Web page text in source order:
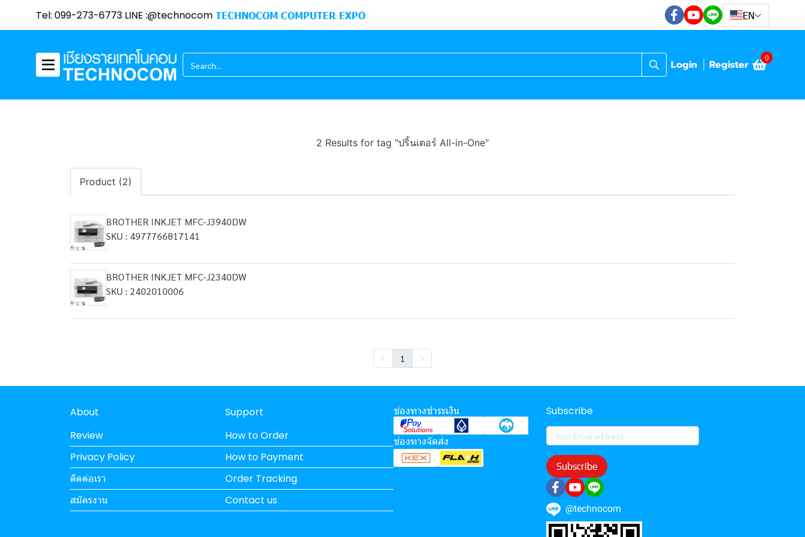
Tel: 099-273-6773 LINE :@technocom TECHNOCOM COMPUTER EXPO EN
Login Register 0
2 Results for tag "ปริ้นเตอร์ All-in-One"
Product (2)
BROTHER INKJET MFC-J3940DW
SKU : 4977766817141
BROTHER INKJET MFC-J2340DW
SKU : 2402010006
1
About
Review
Privacy Policy
ติดต่อเรา
สมัครงาน
Support
How to Order
How to Payment
Order Tracking
Contact us
ช่องทางชำระเงิน
ช่องทางจัดส่ง
Subscribe
Subscribe
@technocom